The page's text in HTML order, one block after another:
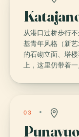
从港口过桥步行
基青年风格（新
的石砌立面、塔
上，这里仍带着一
03